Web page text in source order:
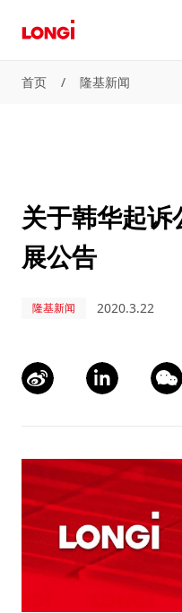
首页 / 隆基新闻
关于韩华起
展公告
隆基新闻 2020.3.22